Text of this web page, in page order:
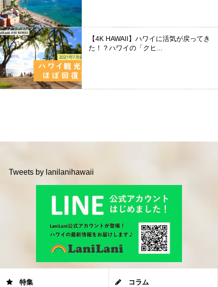
【4K HAWAII】ハワイに活気が戻ってき
た！？ハワイの「クヒ...
Tweets by lanilanihawaii
特集 コラム